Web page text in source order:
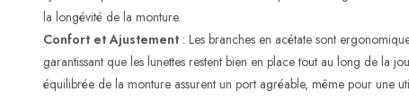
la longévité de la monture.
Confort et Ajustement : Les branches en acétate sont
garantissant que les lunettes restent bien en place tout au long de la
équilibrée de la monture assurent un port agréable, même pour une